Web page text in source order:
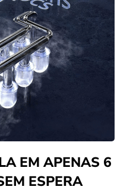
EM APENAS 6
ESPERA